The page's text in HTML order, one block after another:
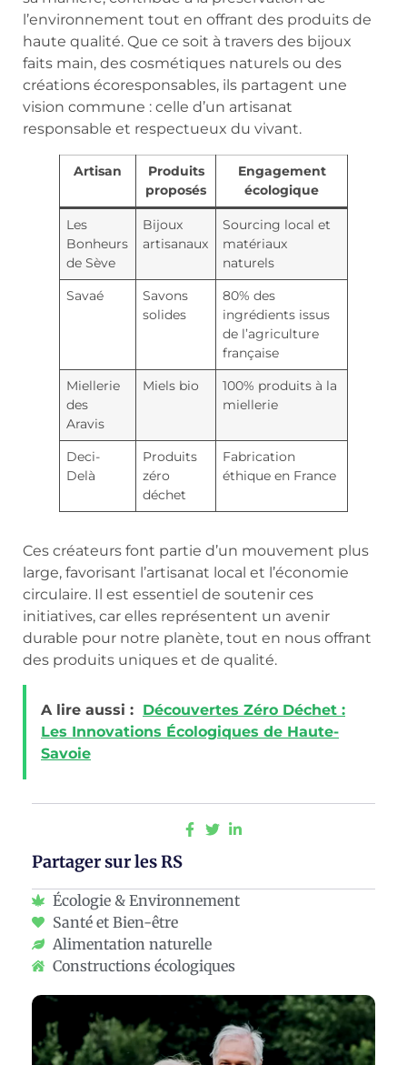
l’environnement tout en offrant des produits de
haute qualité. Que ce soit à travers des bijoux
faits main, des cosmétiques naturels ou des
créations écoresponsables, ils partagent une
vision commune : celle d’un artisanat
responsable et respectueux du vivant.
Artisan
Produits
proposés
Engagement
écologique
Les
Bonheurs
de Sève
Bijoux
artisanaux
Sourcing local et
matériaux
naturels
Savaé
Savons
solides
80% des
ingrédients issus
de l’agriculture
française
Miellerie
des
Aravis
Miels bio
100% produits à la
miellerie
Deci-
Delà
Produits
zéro
déchet
Fabrication
éthique en France
Ces créateurs font partie d’un mouvement plus
large, favorisant l’artisanat local et l’économie
circulaire. Il est essentiel de soutenir ces
initiatives, car elles représentent un avenir
durable pour notre planète, tout en nous offrant
des produits uniques et de qualité.
A lire aussi : Découvertes Zéro Déchet :
Les Innovations Écologiques de Haute-
Savoie
Partager sur les RS
Écologie & Environnement
Santé et Bien-être
Alimentation naturelle
Constructions écologiques